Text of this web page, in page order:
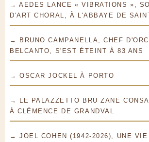
→ AEDES LANCE « VIBRATIONS »,
D'ART CHORAL, À L'ABBAYE DE
→ BRUNO CAMPANELLA, CHEF
BELCANTO, S'EST ÉTEINT À 83 ANS
→ OSCAR JOCKEL À PORTO
→ LE PALAZZETTO BRU ZANE
À CLÉMENCE DE GRANDVAL
→ JOEL COHEN (1942-2026), UNE VIE